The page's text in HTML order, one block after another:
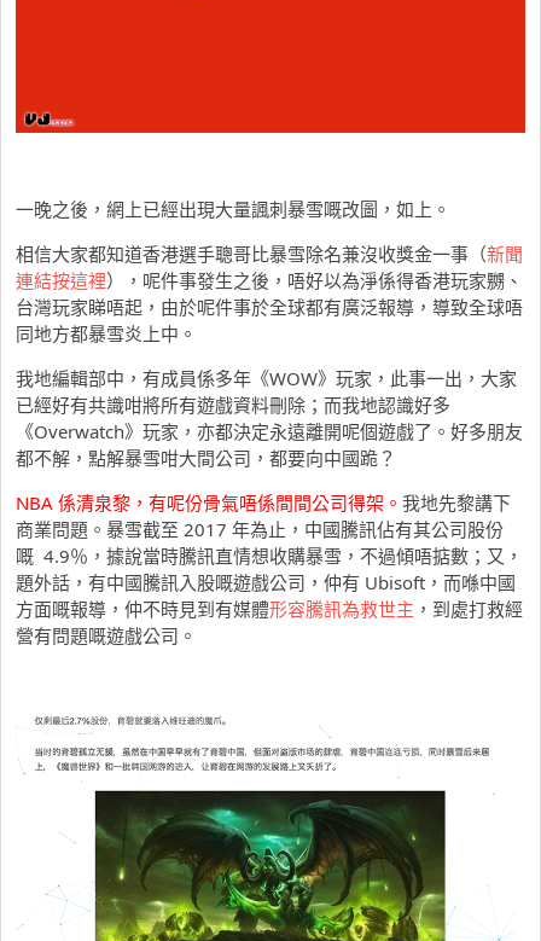
一晚之後，網上已經出現大量諷刺暴雪嘅改圖，如上。
相信大家都知道香港選手聰哥比暴雪除名兼沒收獎金一事（新聞
連結按這裡），呢件事發生之後，唔好以為淨係得香港玩家嬲、
台灣玩家睇唔起，由於呢件事於全球都有廣泛報導，導致全球唔
同地方都暴雪炎上中。
我地編輯部中，有成員係多年《WOW》玩家，此事一出，大家
已經好有共識咁將所有遊戲資料刪除；而我地認識好多
《Overwatch》玩家，亦都決定永遠離開呢個遊戲了。好多朋友
都不解，點解暴雪咁大間公司，都要向中國跪？
NBA 係清泉黎，有呢份骨氣唔係間間公司得架。 我地先黎講下
商業問題。暴雪截至 2017 年為止，中國騰訊佔有其公司股份
嘅 4.9％，據說當時騰訊直情想收購暴雪，不過傾唔掂數；又，
題外話，有中國騰訊入股嘅遊戲公司，仲有 Ubisoft，而喺中國
方面嘅報導，仲不時見到有媒體形容騰訊為救世主 ，到處打救經
營有問題嘅遊戲公司。